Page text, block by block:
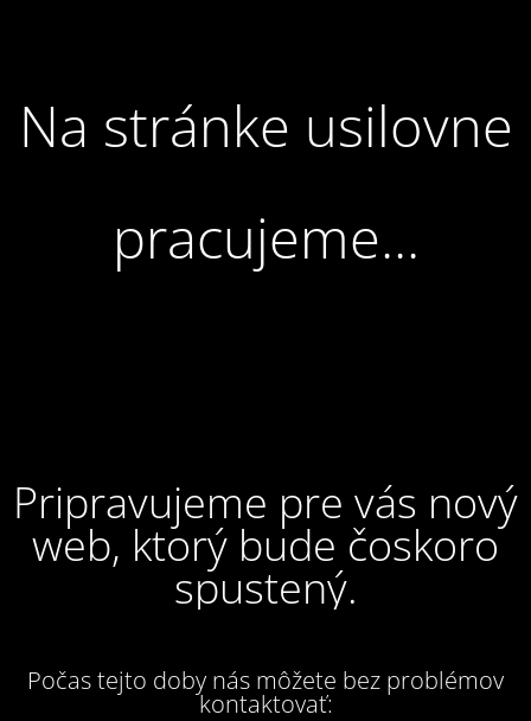
Na stránke usilovne
pracujeme...
Pripravujeme pre vás nový
web, ktorý bude čoskoro
spustený.
Počas tejto doby nás môžete bez problémov
kontaktovať: